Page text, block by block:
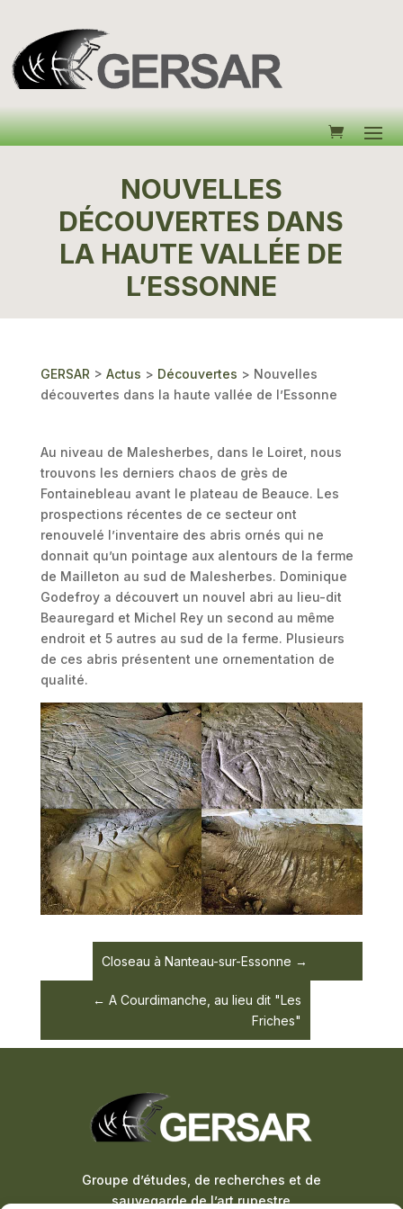
NOUVELLES
DÉCOUVERTES DANS
LA HAUTE VALLÉE DE
L’ESSONNE
GERSAR > Actus > Découvertes > Nouvelles
découvertes dans la haute vallée de l’Essonne
Au niveau de Malesherbes, dans le Loiret, nous
trouvons les derniers chaos de grès de
Fontainebleau avant le plateau de Beauce. Les
prospections récentes de ce secteur ont
renouvelé l’inventaire des abris ornés qui ne
donnait qu’un pointage aux alentours de la ferme
de Mailleton au sud de Malesherbes. Dominique
Godefroy a découvert un nouvel abri au lieu-dit
Beauregard et Michel Rey un second au même
endroit et 5 autres au sud de la ferme. Plusieurs
de ces abris présentent une ornementation de
qualité.
Closeau à Nanteau-sur-Essonne
A Courdimanche, au lieu dit "Les
Friches"
Groupe d’études, de recherches et de
sauvegarde de l’art rupestre